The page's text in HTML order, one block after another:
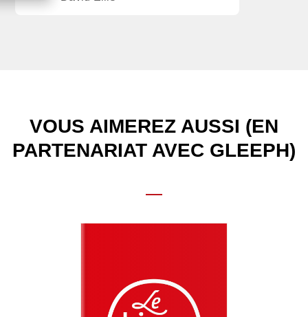
VOUS AIMEREZ AUSSI (EN
PARTENARIAT AVEC GLEEPH)